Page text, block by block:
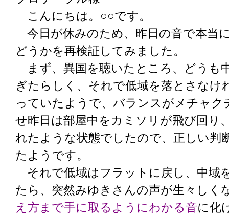
こんにちは。○○です。
今日が休みのため、昨日の音で本当
どうかを再検証してみました。
まず、異国を聴いたところ、どうも
ぎたらしく、それで低域を落とさなけ
っていたようで、バランスがメチャク
せ昨日は部屋中をカミソリが飛び回り
れたような状態でしたので、正しい判
たようです。
それで低域はフラットに戻し、中域
たら、突然みゆきさんの声が生々しく
え方まで手に取るようにわかる音に化